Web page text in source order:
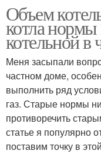
Объем
котла
котельной в
Меня засыпали
частном доме,
выполнить ряд
газ. Старые нормы
противоречить
статье я популярно
поставим точку в